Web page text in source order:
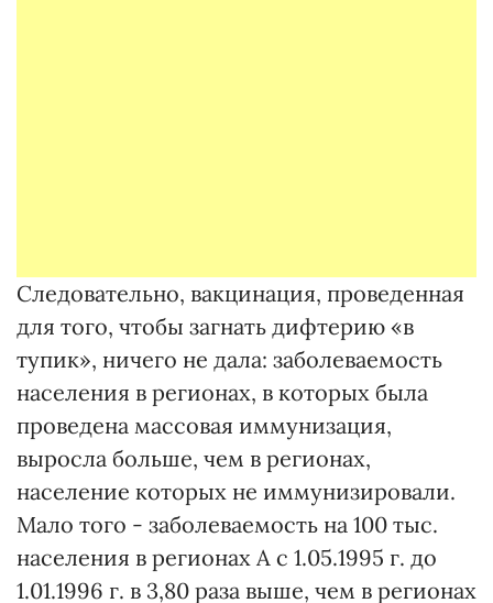
Следовательно, вакцинация, проведенная
для того, чтобы загнать дифтерию «в
тупик», ничего не дала: заболеваемость
населения в регионах, в которых была
проведена массовая иммунизация,
выросла больше, чем в регионах,
население которых не иммунизировали.
Мало того - заболеваемость на 100 тыс.
населения в регионах А с 1.05.1995 г. до
1.01.1996 г. в 3,80 раза выше, чем в регионах